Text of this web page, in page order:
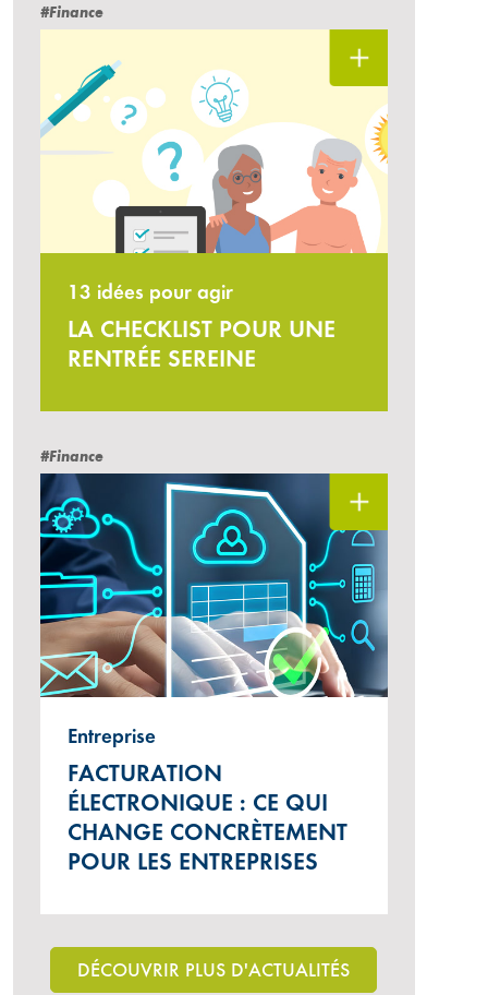
#Finance
13 idées pour agir
LA CHECKLIST POUR UNE
RENTRÉE SEREINE
#Finance
Entreprise
FACTURATION
ÉLECTRONIQUE : CE QUI
CHANGE CONCRÈTEMENT
POUR LES ENTREPRISES
DÉCOUVRIR PLUS D'ACTUALITÉS